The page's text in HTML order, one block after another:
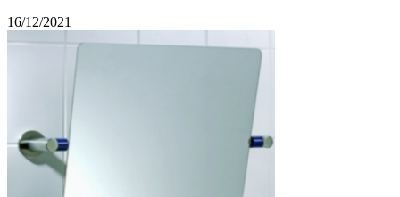
16/12/2021